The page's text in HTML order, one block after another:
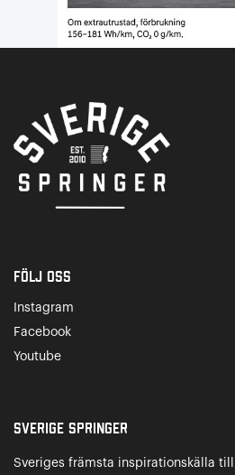
Följ oss
Instagram
Facebook
Youtube
Sverige Springer
Sveriges främsta inspirationskälla